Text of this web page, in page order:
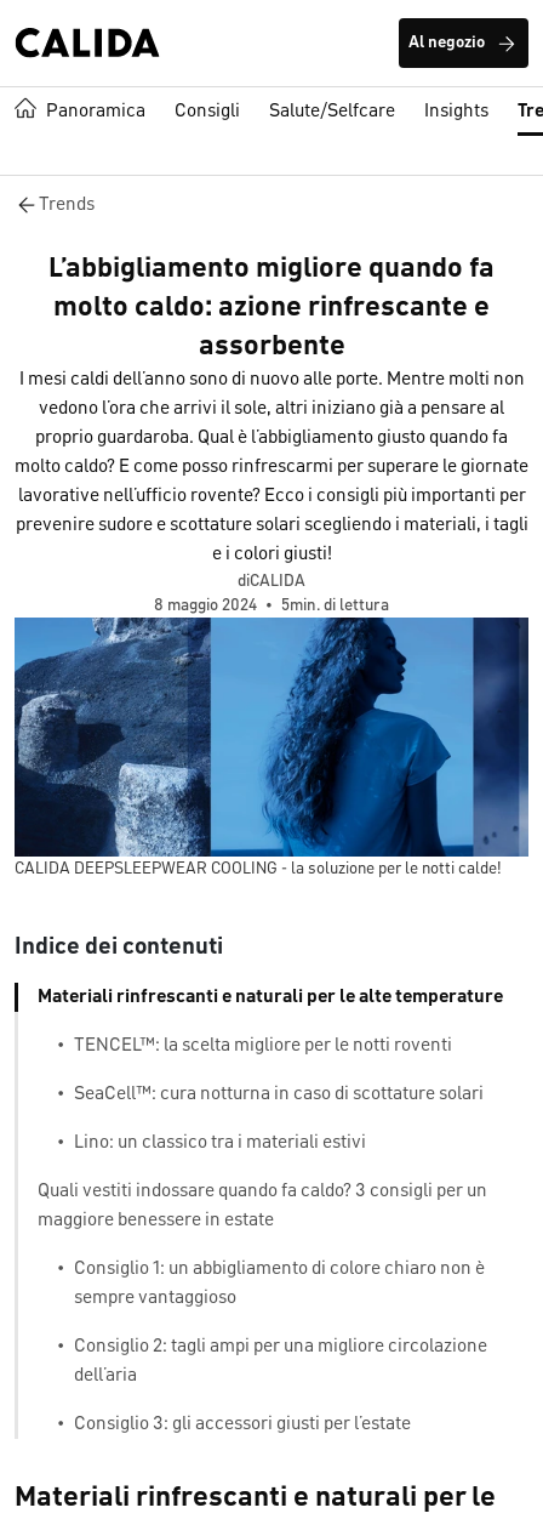
Al negozio
Panoramica Consigli Salute/Selfcare Insights
Trends
L’abbigliamento migliore quando fa
molto caldo: azione rinfrescante e
assorbente
I mesi caldi dell’anno sono di nuovo alle porte. Mentre molti non
vedono l’ora che arrivi il sole, altri iniziano già a pensare al
proprio guardaroba. Qual è l’abbigliamento giusto quando fa
molto caldo? E come posso rinfrescarmi per superare le giornate
lavorative nell’ufficio rovente? Ecco i consigli più importanti per
prevenire sudore e scottature solari scegliendo i materiali, i tagli
e i colori giusti!
diCALIDA
8 maggio 2024 • 5min. di lettura
CALIDA DEEPSLEEPWEAR COOLING - la soluzione per le notti calde!
Indice dei contenuti
Materiali rinfrescanti e naturali per le alte temperature
• TENCEL™: la scelta migliore per le notti roventi
• SeaCell™: cura notturna in caso di scottature solari
• Lino: un classico tra i materiali estivi
Quali vestiti indossare quando fa caldo? 3 consigli per un
maggiore benessere in estate
•
Consiglio 1: un abbigliamento di colore chiaro non è
sempre vantaggioso
•
Consiglio 2: tagli ampi per una migliore circolazione
dell’aria
• Consiglio 3: gli accessori giusti per l’estate
Materiali rinfrescanti e naturali per le